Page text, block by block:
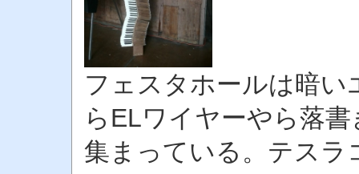
フェスタホールは暗い
らELワイヤーやら落
集まっている。テスラ